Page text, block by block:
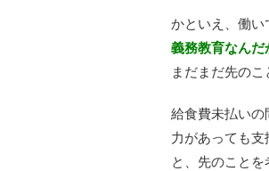
かといえ、働い
義務教育なんだ
まだまだ先のこ
給食費未払い
力があっても支
と、先のこと